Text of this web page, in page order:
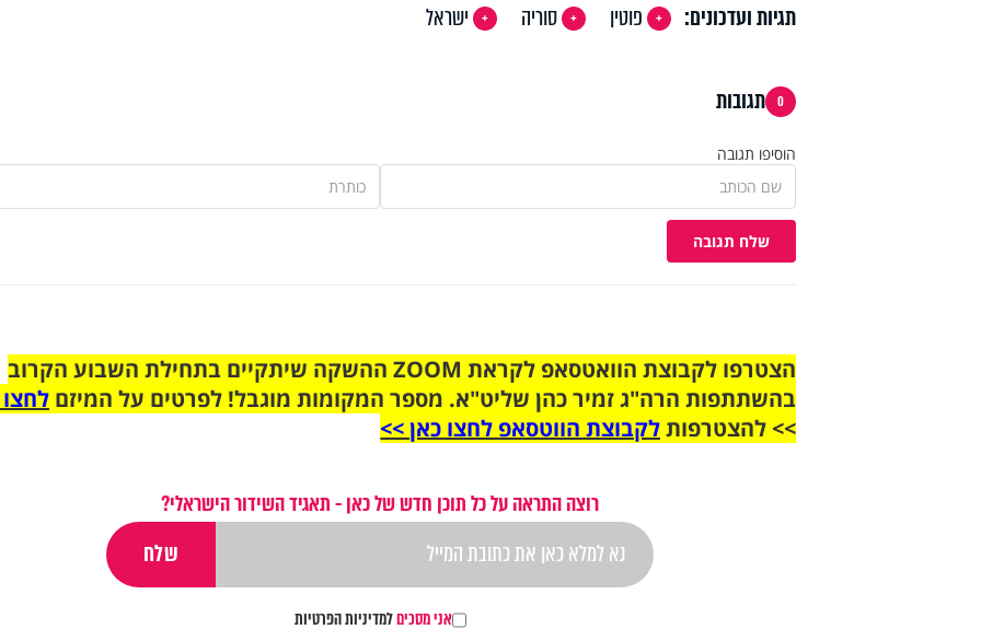
תגיות ועדכונים: פוטין סוריה ישראל
0 תגובות
הוסיפו תגובה
שלח תגובה
הצטרפו לקבוצת הוואטסאפ לקראת ZOOM ההשקה שיתקיים בתחילת השבוע הקרוב
בהשתתפות הרה"ג זמיר כהן שליט"א. מספר המקומות מוגבל! לפרטים על המיזם
>> להצטרפותלקבוצת הווטסאפ לחצו כאן >>
רוצה התראה על כל תוכן חדש של כאן - תאגיד השידור הישראלי?
אני מסכיםלמדיניות הפרטיות